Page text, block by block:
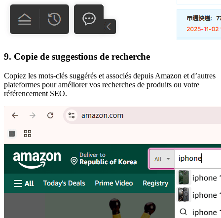
9. Copie de suggestions de recherche
Copiez les mots-clés suggérés et associés depuis Amazon et d’autres
plateformes pour améliorer vos recherches de produits ou votre
référencement SEO.